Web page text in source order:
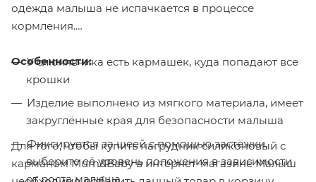
одежда малыша не испачкается в процессе
кормления.
Особенности:
У слюнявчика есть кармашек, куда попадают все
крошки
Изделие выполнено из мягкого материала, имеет
закруглённые края для безопасности малыша
Фиксируется за шеей с помощью застёжки,
выберите её уровень положения в зависимости
от роста малыша
Для того, чтобы купить нагрудник силиконовый с
карманом Mum&Baby в интернет-магазине Малыш